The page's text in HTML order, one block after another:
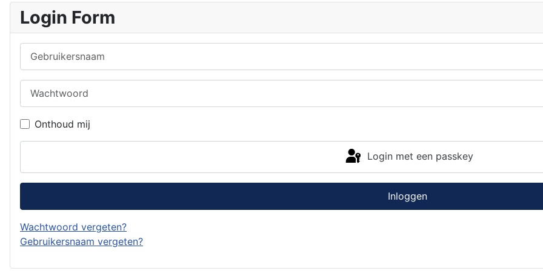
Login Form
Onthoud mij
Login met een passkey
Inloggen
Wachtwoord vergeten?
Gebruikersnaam vergeten?